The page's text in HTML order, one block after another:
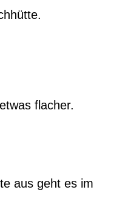
flacher.
aus geht es im